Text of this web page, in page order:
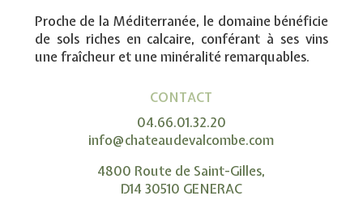
Proche de la Méditerranée, le domaine bénéficie
de sols riches en calcaire, conférant à ses vins
une fraîcheur et une minéralité remarquables.
CONTACT
04.66.01.32.20
info@chateaudevalcombe.com
4800 Route de Saint-Gilles,
D14 30510 GENERAC